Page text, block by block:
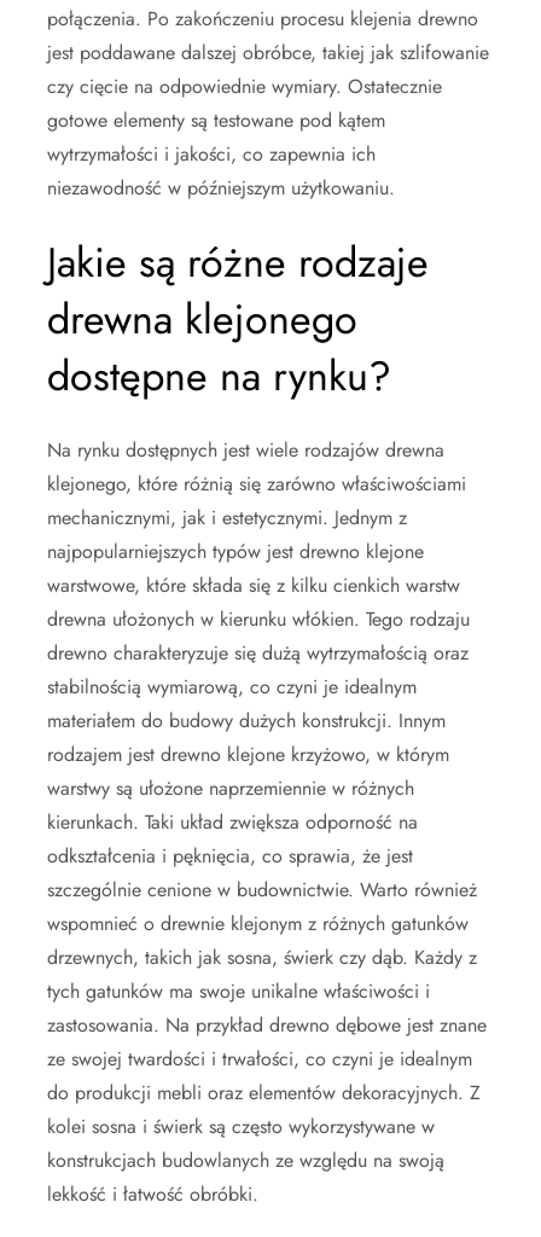
połączenia. Po zakończeniu procesu klejenia drewno
jest poddawane dalszej obróbce, takiej jak szlifowanie
czy cięcie na odpowiednie wymiary. Ostatecznie
gotowe elementy są testowane pod kątem
wytrzymałości i jakości, co zapewnia ich
niezawodność w późniejszym użytkowaniu.
Jakie są różne rodzaje
drewna klejonego
dostępne na rynku?
Na rynku dostępnych jest wiele rodzajów drewna
klejonego, które różnią się zarówno właściwościami
mechanicznymi, jak i estetycznymi. Jednym z
najpopularniejszych typów jest drewno klejone
warstwowe, które składa się z kilku cienkich warstw
drewna ułożonych w kierunku włókien. Tego rodzaju
drewno charakteryzuje się dużą wytrzymałością oraz
stabilnością wymiarową, co czyni je idealnym
materiałem do budowy dużych konstrukcji. Innym
rodzajem jest drewno klejone krzyżowo, w którym
warstwy są ułożone naprzemiennie w różnych
kierunkach. Taki układ zwiększa odporność na
odkształcenia i pęknięcia, co sprawia, że jest
szczególnie cenione w budownictwie. Warto również
wspomnieć o drewnie klejonym z różnych gatunków
drzewnych, takich jak sosna, świerk czy dąb. Każdy z
tych gatunków ma swoje unikalne właściwości i
zastosowania. Na przykład drewno dębowe jest znane
ze swojej twardości i trwałości, co czyni je idealnym
do produkcji mebli oraz elementów dekoracyjnych. Z
kolei sosna i świerk są często wykorzystywane w
konstrukcjach budowlanych ze względu na swoją
lekkość i łatwość obróbki.